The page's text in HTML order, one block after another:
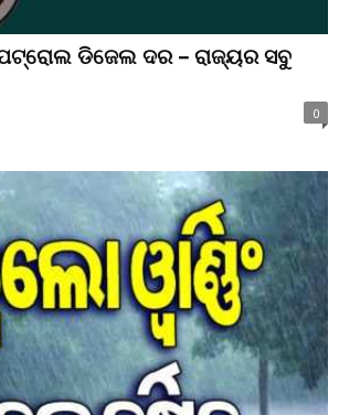
ଡିଜେଲ ଦର – ରାଜ୍ୟର ସବୁ
0